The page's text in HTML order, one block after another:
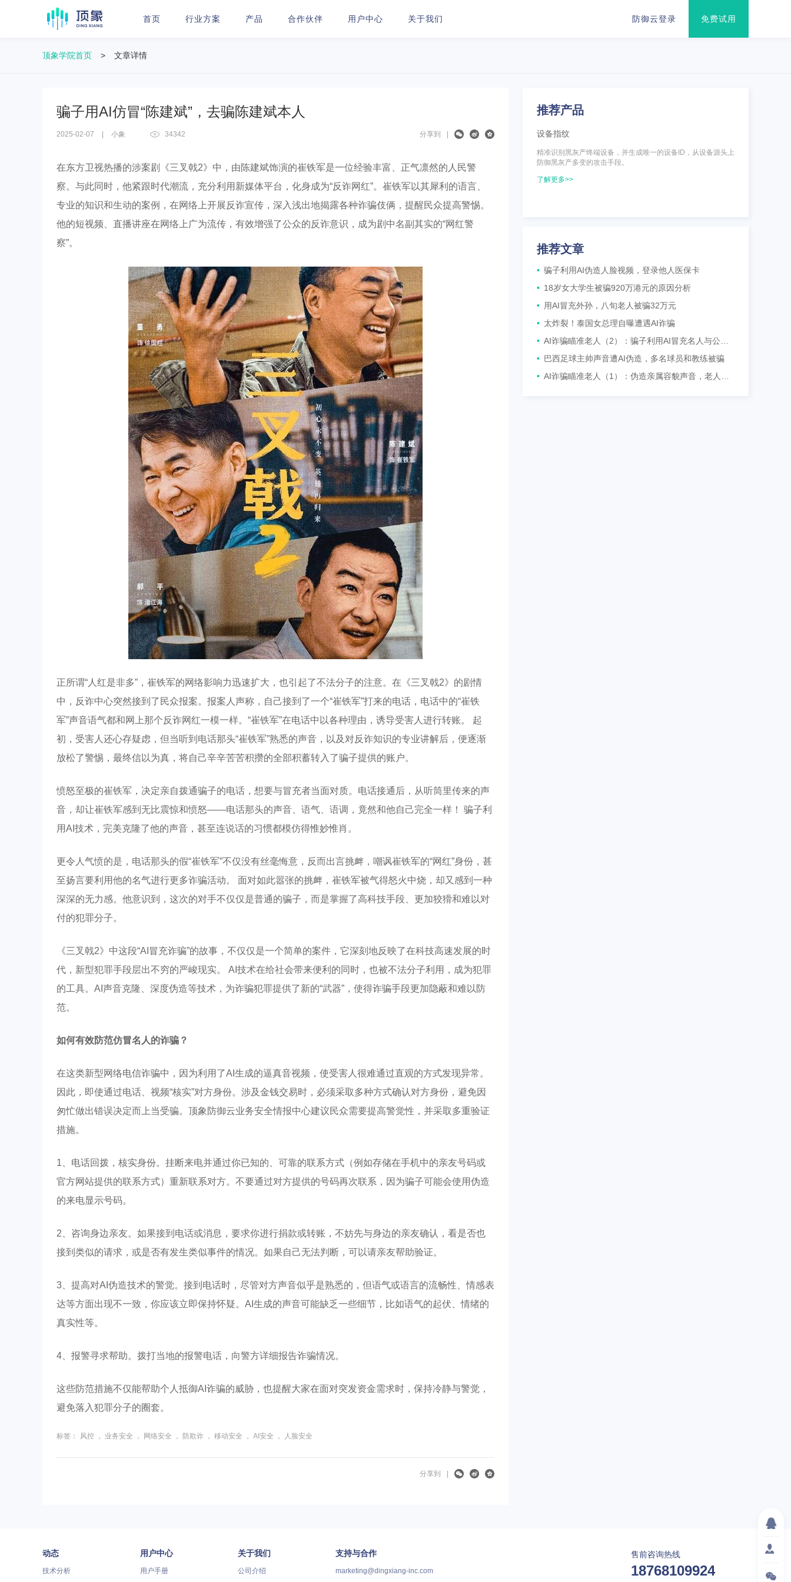
首页 行业方案 产品 合作伙伴 用户中心 关于我们 防御云登录 免费试用
顶象学院首页 > 文章详情
骗子用AI仿冒“陈建斌”，去骗陈建斌本人
2025-02-07 小象 34342 分享到
在东方卫视热播的涉案剧《三叉戟2》中，由陈建斌饰演的崔铁军是一位经验丰富、正气凛然的人民警
察。与此同时，他紧跟时代潮流，充分利用新媒体平台，化身成为“反诈网红”。崔铁军以其犀利的语言、
专业的知识和生动的案例，在网络上开展反诈宣传，深入浅出地揭露各种诈骗伎俩，提醒民众提高警惕。
他的短视频、直播讲座在网络上广为流传，有效增强了公众的反诈意识，成为剧中名副其实的“网红警
察”。
正所谓“人红是非多”，崔铁军的网络影响力迅速扩大，也引起了不法分子的注意。在《三叉戟2》的剧情
中，反诈中心突然接到了民众报案。报案人声称，自己接到了一个“崔铁军”打来的电话，电话中的“崔铁
军”声音语气都和网上那个反诈网红一模一样。“崔铁军”在电话中以各种理由，诱导受害人进行转账。 起
初，受害人还心存疑虑，但当听到电话那头“崔铁军”熟悉的声音，以及对反诈知识的专业讲解后，便逐渐
放松了警惕，最终信以为真，将自己辛辛苦苦积攒的全部积蓄转入了骗子提供的账户。
愤怒至极的崔铁军，决定亲自拨通骗子的电话，想要与冒充者当面对质。电话接通后，从听筒里传来的声
音，却让崔铁军感到无比震惊和愤怒——电话那头的声音、语气、语调，竟然和他自己完全一样！ 骗子利
用AI技术，完美克隆了他的声音，甚至连说话的习惯都模仿得惟妙惟肖。
更令人气愤的是，电话那头的假“崔铁军”不仅没有丝毫悔意，反而出言挑衅，嘲讽崔铁军的“网红”身份，甚
至扬言要利用他的名气进行更多诈骗活动。 面对如此嚣张的挑衅，崔铁军被气得怒火中烧，却又感到一种
深深的无力感。他意识到，这次的对手不仅仅是普通的骗子，而是掌握了高科技手段、更加狡猾和难以对
付的犯罪分子。
《三叉戟2》中这段“AI冒充诈骗”的故事，不仅仅是一个简单的案件，它深刻地反映了在科技高速发展的时
代，新型犯罪手段层出不穷的严峻现实。 AI技术在给社会带来便利的同时，也被不法分子利用，成为犯罪
的工具。AI声音克隆、深度伪造等技术，为诈骗犯罪提供了新的“武器”，使得诈骗手段更加隐蔽和难以防
范。
如何有效防范仿冒名人的诈骗？
在这类新型网络电信诈骗中，因为利用了AI生成的逼真音视频，使受害人很难通过直观的方式发现异常。
因此，即使通过电话、视频“核实”对方身份。涉及金钱交易时，必须采取多种方式确认对方身份，避免因
匆忙做出错误决定而上当受骗。顶象防御云业务安全情报中心建议民众需要提高警觉性，并采取多重验证
措施。
1、电话回拨，核实身份。挂断来电并通过你已知的、可靠的联系方式（例如存储在手机中的亲友号码或
官方网站提供的联系方式）重新联系对方。不要通过对方提供的号码再次联系，因为骗子可能会使用伪造
的来电显示号码。
2、咨询身边亲友。如果接到电话或消息，要求你进行捐款或转账，不妨先与身边的亲友确认，看是否也
接到类似的请求，或是否有发生类似事件的情况。如果自己无法判断，可以请亲友帮助验证。
3、提高对AI伪造技术的警觉。接到电话时，尽管对方声音似乎是熟悉的，但语气或语言的流畅性、情感表
达等方面出现不一致，你应该立即保持怀疑。AI生成的声音可能缺乏一些细节，比如语气的起伏、情绪的
真实性等。
4、报警寻求帮助。拨打当地的报警电话，向警方详细报告诈骗情况。
这些防范措施不仅能帮助个人抵御AI诈骗的威胁，也提醒大家在面对突发资金需求时，保持冷静与警觉，
避免落入犯罪分子的圈套。
标签： 风控 ， 业务安全 ， 网络安全 ， 防欺诈 ， 移动安全 ， AI安全 ， 人脸安全
分享到
推荐产品
设备指纹
精准识别黑灰产终端设备，并生成唯一的设备ID，从设备源头上
防御黑灰产多变的攻击手段。
了解更多>>
推荐文章
• 骗子利用AI伪造人脸视频，登录他人医保卡
• 18岁女大学生被骗920万港元的原因分析
• 用AI冒充外孙，八旬老人被骗32万元
• 太炸裂！泰国女总理自曝遭遇AI诈骗
• AI诈骗瞄准老人（2）：骗子利用AI冒充名人与公检法
• 巴西足球主帅声音遭AI伪造，多名球员和教练被骗
• AI诈骗瞄准老人（1）：伪造亲属容貌声音，老人信以为真
动态
技术分析
用户中心
用户手册
关于我们
公司介绍
支持与合作
marketing@dingxiang-inc.com
售前咨询热线
18768109924